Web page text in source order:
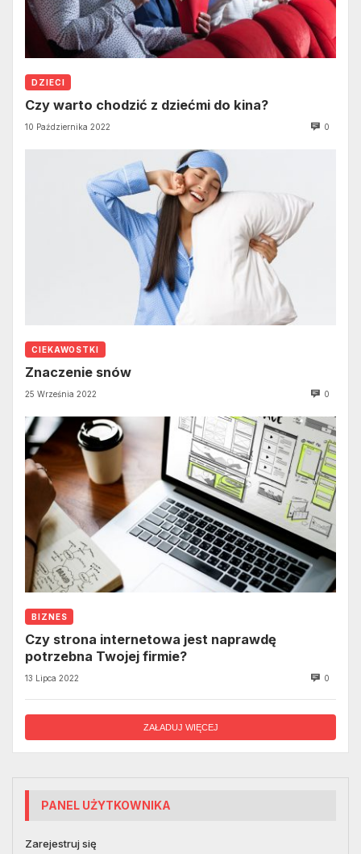
DZIECI
Czy warto chodzić z dziećmi do kina?
10 Października 2022 0
CIEKAWOSTKI
Znaczenie snów
25 Września 2022 0
BIZNES
Czy strona internetowa jest naprawdę
potrzebna Twojej firmie?
13 Lipca 2022 0
ZAŁADUJ WIĘCEJ
PANEL UŻYTKOWNIKA
Zarejestruj się